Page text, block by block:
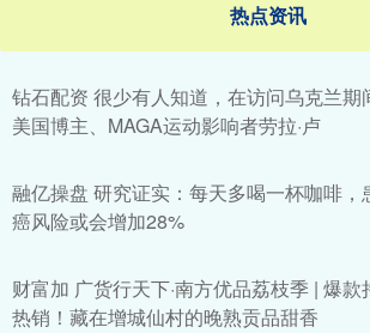
热点资讯
钻石配资 很少有人知道，在访问乌克兰期
美国博主、MAGA运动影响者劳拉·卢
融亿操盘 研究证实：每天多喝一杯咖啡，
癌风险或会增加28%
财富加 广货行天下·南方优品荔枝季 | 爆款
热销！藏在增城仙村的晚熟贡品甜香